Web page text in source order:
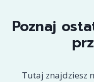
Poznaj
Tutaj znajdziesz